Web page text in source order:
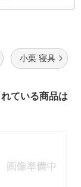
小栗 寝具
ている商品は